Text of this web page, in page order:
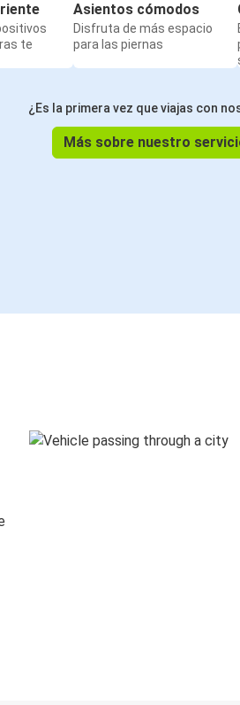
te
Asientos cómodos
Disfruta de más espacio
para las piernas
¿Es la primera vez que viajas con
Más sobre nuestro